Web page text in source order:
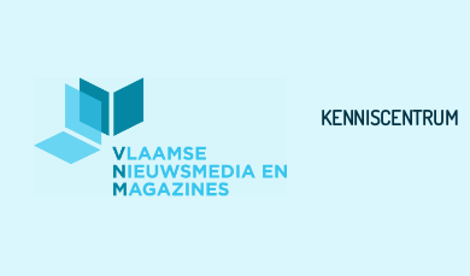
KENNISCENTRUM